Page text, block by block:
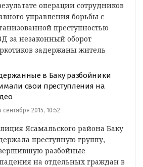
операции сотрудников
управления борьбы с
преступностью
за незаконный оборот
задержаны житель
в Баку разбойники
свои преступления на
сентября 2015, 10:52
Ясамальского района Баку
преступную группу,
разбойные
на отдельных граждан в